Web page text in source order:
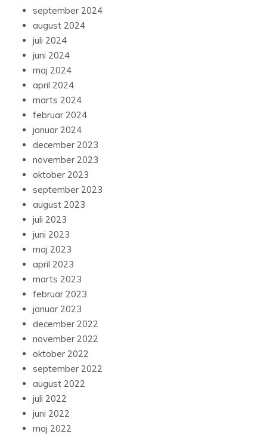
september 2024
august 2024
juli 2024
juni 2024
maj 2024
april 2024
marts 2024
februar 2024
januar 2024
december 2023
november 2023
oktober 2023
september 2023
august 2023
juli 2023
juni 2023
maj 2023
april 2023
marts 2023
februar 2023
januar 2023
december 2022
november 2022
oktober 2022
september 2022
august 2022
juli 2022
juni 2022
maj 2022